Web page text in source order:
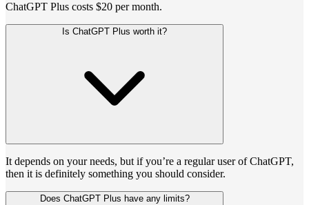
ChatGPT Plus costs $20 per month.
Is ChatGPT Plus worth it?
It depends on your needs, but if you’re a regular user of ChatGPT,
then it is definitely something you should consider.
Does ChatGPT Plus have any limits?